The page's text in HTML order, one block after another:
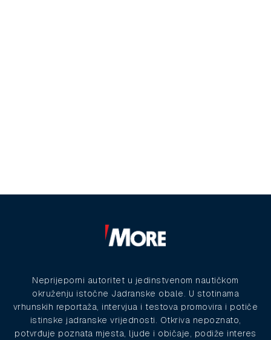
Neprijeporni autoritet u jedinstvenom nautičkom
okruženju istočne Jadranske obale. U stotinama
vrhunskih reportaža, intervjua i testova promovira i potiče
istinske jadranske vrijednosti. Otkriva nepoznato,
potvrđuje poznata mjesta, ljude i običaje, podiže interes